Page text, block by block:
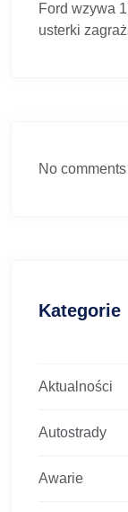
Ford wzywa
usterki
No
Kategorie
Aktualności
Autostrady
Awarie